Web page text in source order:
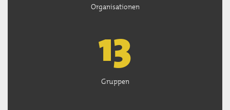
Organisationen
13
Gruppen